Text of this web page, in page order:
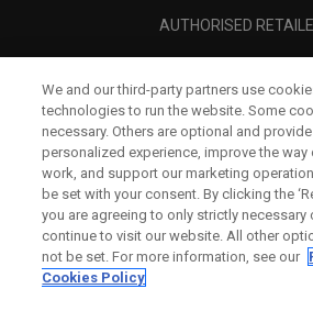
AUTHORISED
RECHTLICHES-
We and our third-party partners use
technologies to run the website. Some
necessary. Others are optional and
personalized experience, improve the
work, and support our marketing
be set with your consent. By clicking the
you are agreeing to only strictly necessary
continue to visit our website. All other
not be set. For more information, see our
Cookies Policy